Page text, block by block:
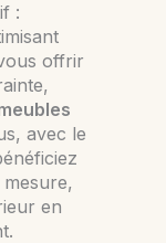
:
offrir
avec le
en